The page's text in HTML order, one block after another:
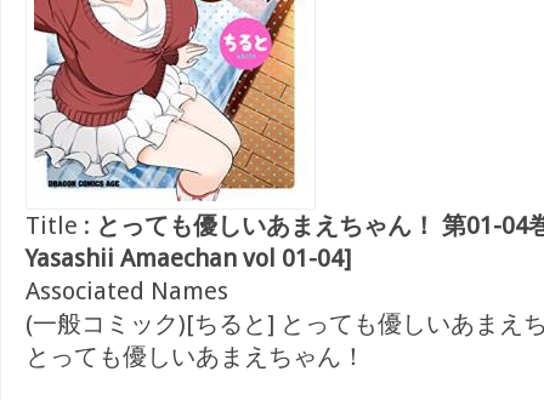
Title : とっても優しいあまえちゃん！ 第01-04
Yasashii Amaechan vol 01-04]
Associated Names
(一般コミック)[ちると] とっても優しいあまえ
とっても優しいあまえちゃん！